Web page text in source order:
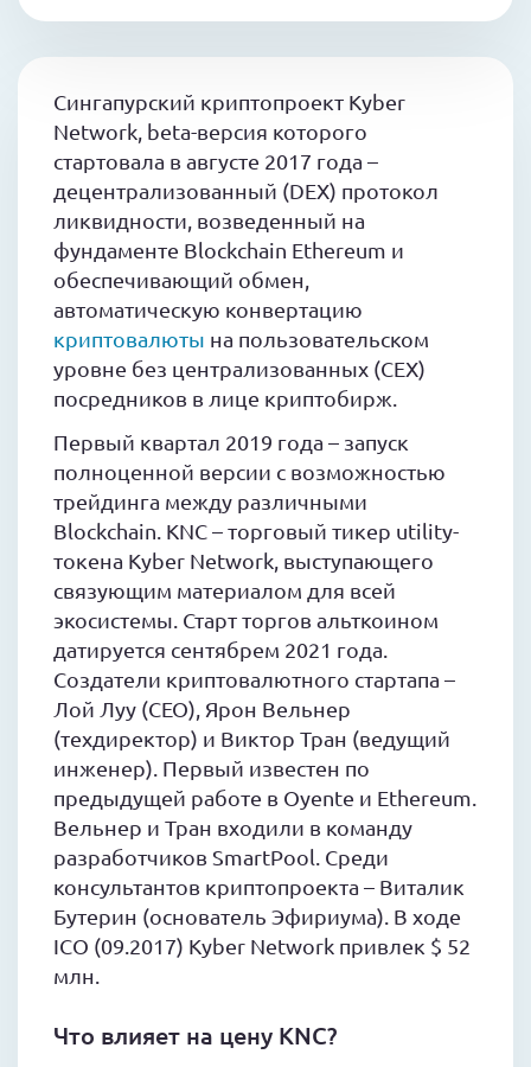
Сингапурский криптопроект Kyber
Network, beta-версия которого
стартовала в августе 2017 года –
децентрализованный (DEX) протокол
ликвидности, возведенный на
фундаменте Blockchain Ethereum и
обеспечивающий обмен,
автоматическую конвертацию
криптовалюты на пользовательском
уровне без централизованных (CEX)
посредников в лице криптобирж.
Первый квартал 2019 года – запуск
полноценной версии с возможностью
трейдинга между различными
Blockchain. KNC – торговый тикер utility-
токена Kyber Network, выступающего
связующим материалом для всей
экосистемы. Старт торгов альткоином
датируется сентябрем 2021 года.
Создатели криптовалютного стартапа –
Лой Луу (CEO), Ярон Вельнер
(техдиректор) и Виктор Тран (ведущий
инженер). Первый известен по
предыдущей работе в Oyente и Ethereum.
Вельнер и Тран входили в команду
разработчиков SmartPool. Среди
консультантов криптопроекта – Виталик
Бутерин (основатель Эфириума). В ходе
ICO (09.2017) Kyber Network привлек $ 52
млн.
Что влияет на цену KNC?